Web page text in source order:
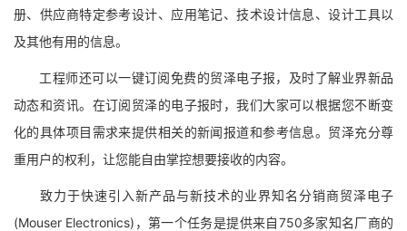
册、供应商特定参考设计、应用笔记、技术设计信息、设计工具以
及其他有用的信息。
工程师还可以一键订阅免费的贸泽电子报，及时了解业界新品
动态和资讯。在订阅贸泽的电子报时，我们大家可以根据您不断变
化的具体项目需求来提供相关的新闻报道和参考信息。贸泽充分尊
重用户的权利，让您能自由掌控想要接收的内容。
致力于快速引入新产品与新技术的业界知名分销商贸泽电子
(Mouser Electronics)，第一个任务是提供来自750多家知名厂商的